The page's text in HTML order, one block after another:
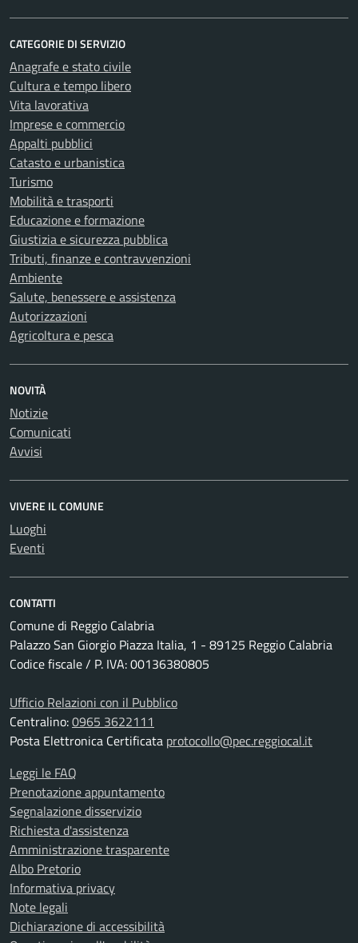
CATEGORIE DI SERVIZIO
Anagrafe e stato civile
Cultura e tempo libero
Vita lavorativa
Imprese e commercio
Appalti pubblici
Catasto e urbanistica
Turismo
Mobilità e trasporti
Educazione e formazione
Giustizia e sicurezza pubblica
Tributi, finanze e contravvenzioni
Ambiente
Salute, benessere e assistenza
Autorizzazioni
Agricoltura e pesca
NOVITÀ
Notizie
Comunicati
Avvisi
VIVERE IL COMUNE
Luoghi
Eventi
CONTATTI
Comune di Reggio Calabria
Palazzo San Giorgio Piazza Italia, 1 - 89125 Reggio Calabria
Codice fiscale / P. IVA: 00136380805
Ufficio Relazioni con il Pubblico
Centralino:0965 3622111
Posta Elettronica Certificata protocollo@pec.reggiocal.it
Leggi le FAQ
Prenotazione appuntamento
Segnalazione disservizio
Richiesta d'assistenza
Amministrazione trasparente
Albo Pretorio
Informativa privacy
Note legali
Dichiarazione di accessibilità